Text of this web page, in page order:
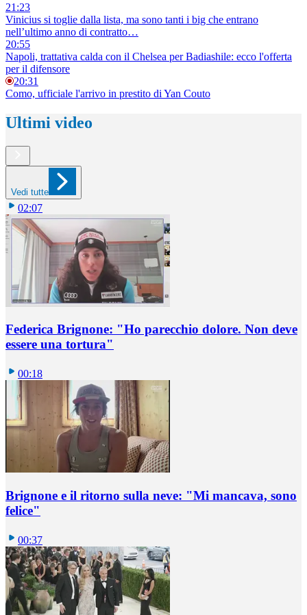
21:23
Vinicius si toglie dalla lista, ma sono tanti i big che entrano
nell’ultimo anno di contratto…
20:55
Napoli, trattativa calda con il Chelsea per Badiashile: ecco l'offerta
per il difensore
20:31
Como, ufficiale l'arrivo in prestito di Yan Couto
Ultimi video
Vedi tutte
02:07
Federica Brignone: "Ho parecchio dolore. Non deve
essere una tortura"
00:18
Brignone e il ritorno sulla neve: "Mi mancava, sono
felice"
00:37